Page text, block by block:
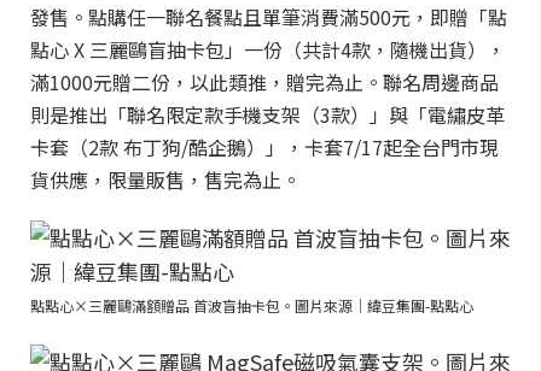
發售。點購任一聯名餐點且單筆消費滿500元，即贈「點
點心 X 三麗鷗盲抽卡包」一份（共計4款，隨機出貨），
滿1000元贈二份，以此類推，贈完為止。聯名周邊商品
則是推出「聯名限定款手機支架（3款）」與「電繡皮革
卡套（2款 布丁狗/酷企鵝）」，卡套7/17起全台門市現
貨供應，限量販售，售完為止。
點點心×三麗鷗滿額贈品 首波盲抽卡包。圖片來源｜緯豆集團-點點心